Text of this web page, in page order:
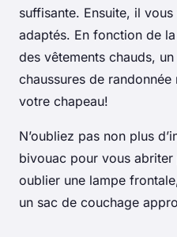
suffisante. Ensuite, il
adaptés. En fonction de
des vêtements chauds,
chaussures de
votre chapeau!
N’oubliez pas non plus
bivouac pour vous abriter
oublier une lampe
un sac de couchage